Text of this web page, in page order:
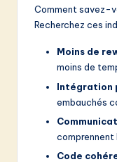
Comment savez-
Recherchez ces
Moins de
moins de
Intégration
embauchés
comprennent
Code